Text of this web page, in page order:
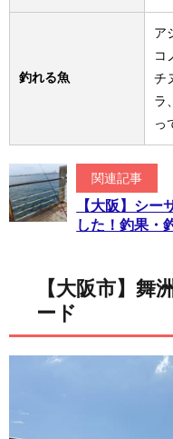
釣れる魚
ア
コ
チ
ラ
っ
関連記事
【大阪】シー
した！釣果・
【大阪市】舞
ード